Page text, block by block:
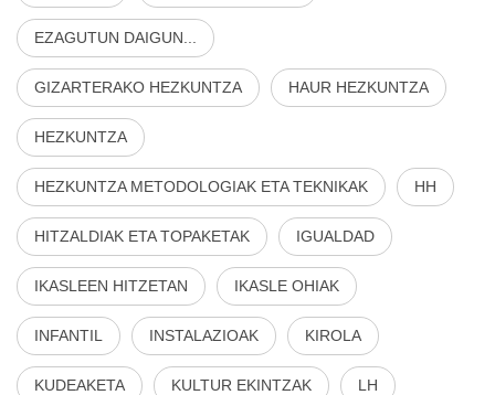
EZAGUTUN DAIGUN...
GIZARTERAKO HEZKUNTZA HAUR HEZKUNTZA
HEZKUNTZA
HEZKUNTZA METODOLOGIAK ETA TEKNIKAK HH
HITZALDIAK ETA TOPAKETAK IGUALDAD
IKASLEEN HITZETAN IKASLE OHIAK
INFANTIL INSTALAZIOAK KIROLA
KUDEAKETA KULTUR EKINTZAK LH